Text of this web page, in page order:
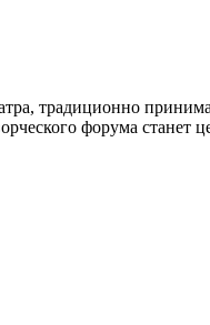
традиционно
форума станет